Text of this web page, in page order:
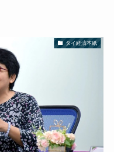
タイ経済本紙